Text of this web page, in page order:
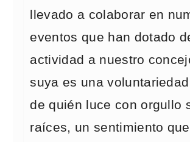
llevado a colaborar en
eventos que han dotado
actividad a nuestro
suya es una
de quién luce con orgullo
raíces, un sentimiento